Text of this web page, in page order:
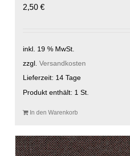
2,50 €
inkl. 19 % MwSt.
zzgl. Versandkosten
Lieferzeit: 14 Tage
Produkt enthält: 1 St.
In den Warenkorb